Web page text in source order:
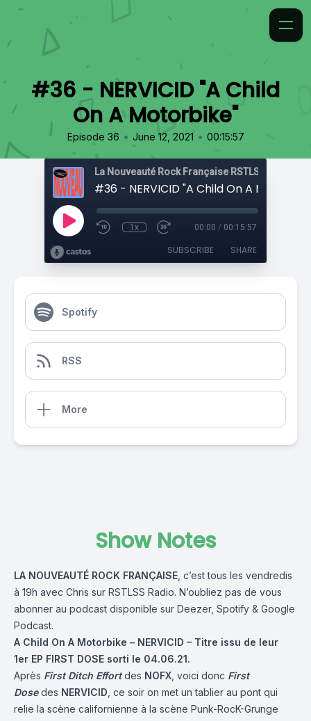
#36 - NERVICID "A Child
On A Motorbike"
Episode 36 • June 12, 2021 • 00:15:57
La Nouveauté Rock Française RSTLSS
#36 - NERVICID "A Child On A
1x 00:00 / 00:15:57
SUBSCRIBE SHARE
Spotify
RSS
More
Show Notes
LA NOUVEAUTÉ ROCK FRANÇAISE , c’est tous les vendredis
à 19h avec Chris sur RSTLSS Radio. N’oubliez pas de vous
abonner au podcast disponible sur Deezer, Spotify & Google
Podcast.
A Child On A Motorbike – NERVICID – Titre issu de leur
1er EP FIRST DOSE sorti le 04.06.21.
Après First Ditch Effortdes NOFX , voici donc First
Dosedes NERVICID , ce soir on met un tablier au pont qui
relie la scène californienne à la scène Punk-RocK-Grunge